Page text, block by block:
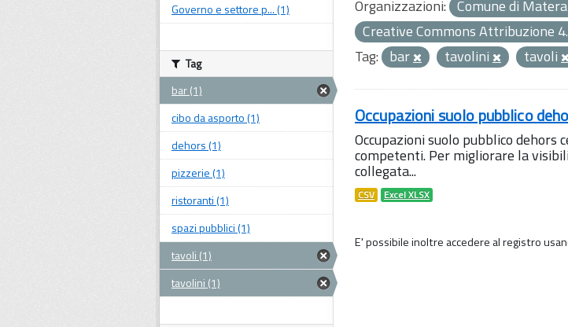
Organizzazioni: Comune di Matera
Creative Commons Attribuzione
Tag: bar tavolini tavoli
Occupazioni suolo pubblico
Occupazioni suolo pubblico
competenti. Per migliorare la
collegata...
CSV Excel XLSX
E' possibile inoltre accedere al registro
Governo e settore p... (1)
Tag
bar (1)
cibo da asporto (1)
dehors (1)
pizzerie (1)
ristoranti (1)
spazi pubblici (1)
tavoli (1)
tavolini (1)